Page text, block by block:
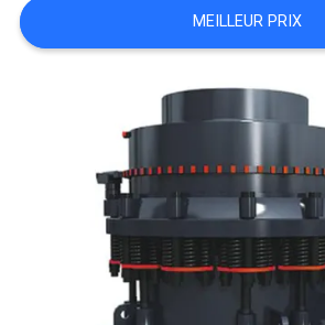
PLAN
POLITIQUE
CONFIDENTIALITÉ
MEILLEUR PRIX